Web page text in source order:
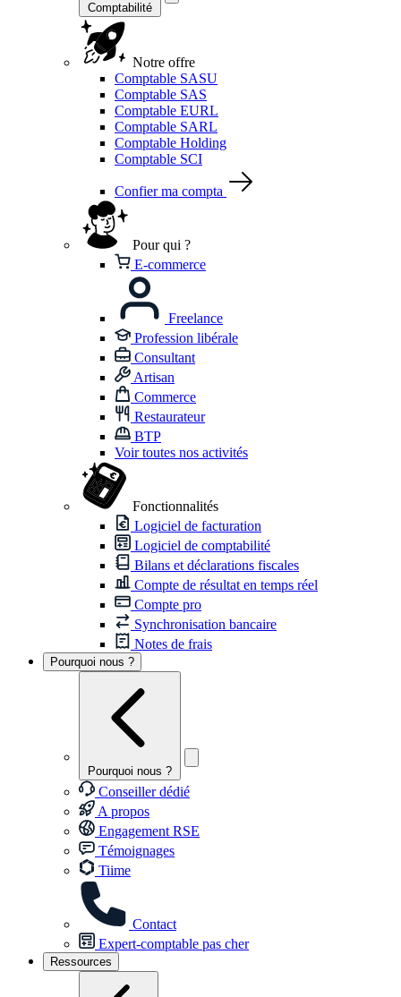
Comptabilité
Notre offre
Comptable SASU
Comptable SAS
Comptable EURL
Comptable SARL
Comptable Holding
Comptable SCI
Confier ma compta
Pour qui ?
E-commerce
Freelance
Profession libérale
Consultant
Artisan
Commerce
Restaurateur
BTP
Voir toutes nos activités
Fonctionnalités
Logiciel de facturation
Logiciel de comptabilité
Bilans et déclarations fiscales
Compte de résultat en temps réel
Compte pro
Synchronisation bancaire
Notes de frais
Pourquoi nous ?
Pourquoi nous ?
Conseiller dédié
A propos
Engagement RSE
Témoignages
Tiime
Contact
Expert-comptable pas cher
Ressources